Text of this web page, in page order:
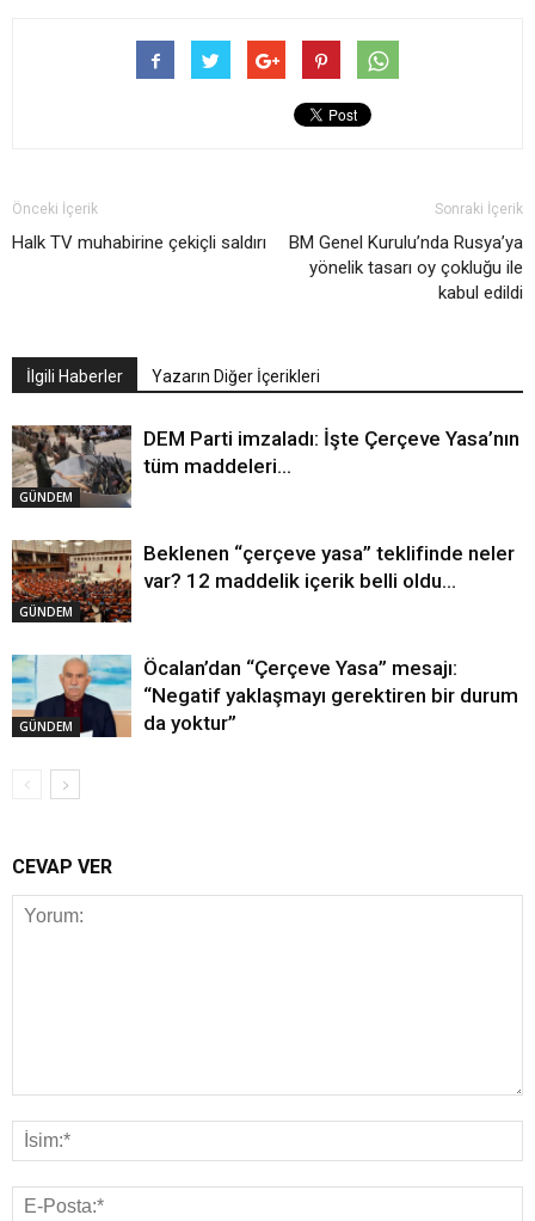
Önceki İçerik
Halk TV muhabirine çekiçli saldırı
Sonraki İçerik
BM Genel Kurulu’nda Rusya’ya
yönelik tasarı oy çokluğu ile
kabul edildi
İlgili Haberler Yazarın Diğer İçerikleri
GÜNDEM
DEM Parti imzaladı: İşte Çerçeve Yasa’nın
tüm maddeleri…
GÜNDEM
Beklenen “çerçeve yasa” teklifinde neler
var? 12 maddelik içerik belli oldu…
GÜNDEM
Öcalan’dan “Çerçeve Yasa” mesajı:
“Negatif yaklaşmayı gerektiren bir durum
da yoktur”
CEVAP VER